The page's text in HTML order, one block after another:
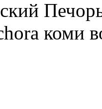
коми